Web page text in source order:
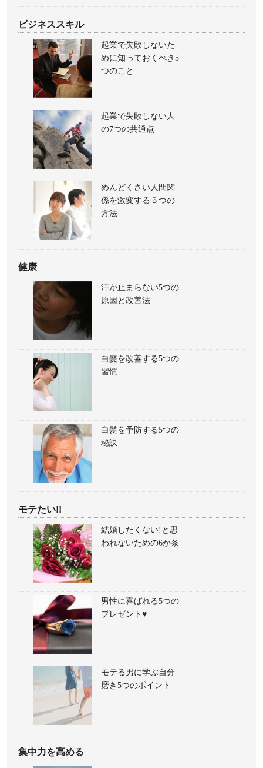
ビジネススキル
起業で失敗しないた
めに知っておくべき5
つのこと
起業で失敗しない人
の7つの共通点
めんどくさい人間関
係を激変する５つの
方法
健康
汗が止まらない5つの
原因と改善法
白髪を改善する5つの
習慣
白髪を予防する5つの
秘訣
モテたい!!
結婚したくない!と思
われないための6か条
男性に喜ばれる5つの
プレゼント♥
モテる男に学ぶ自分
磨き5つのポイント
集中力を高める